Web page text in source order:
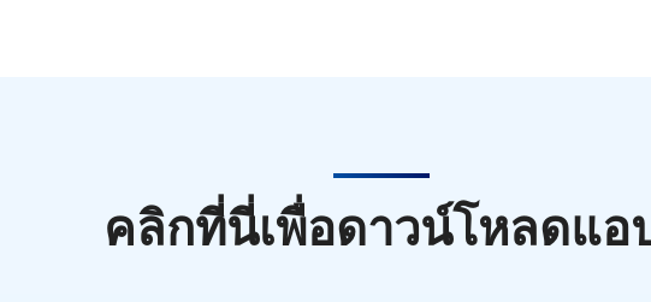
คลิกที่นี่เพื่อดาวน์โหลดแอ